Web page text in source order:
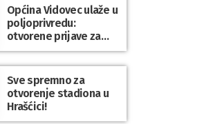
Općina Vidovec ulaže u
poljoprivredu:
otvorene prijave za
općinske potpore
Sve spremno za
otvorenje stadiona u
Hrašćici!